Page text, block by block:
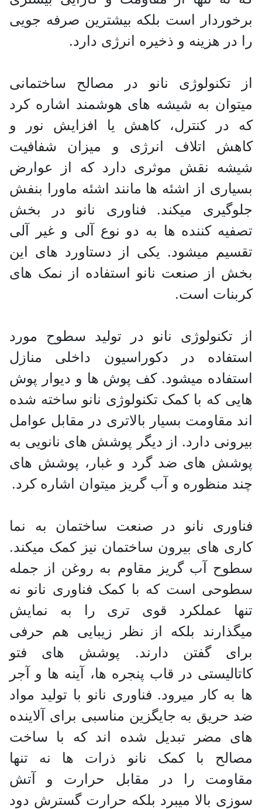
برخوردار است بلکه بیشترین صرفه جویی
را در هزینه و ذخیره انرژی دارد.
از تکنولوژی نانو در مصالح ساختمانی
میتوان به شیشه های هوشمند اشاره کرد
که در کنترل، کاهش یا افزایش نور و
کاهش اتلاف انرژی و میزان شفافیت
شیشه نقش موثری دارد که از عوارض
بسیاری از اشئه ها مانند اشئه ماورا بنفش
جلوگیری میکند. فناوری نانو در بخش
تصفیه کننده ها به دو نوع آلی و غیر آلی
تقسیم میشود. یکی از دستاورد های این
بخش از صنعت نانو استفاده از نمک های
کربنات است.
از تکنولوژی نانو در تولید سطوح مورد
استفاده در دکوراسیون داخلی منازل
استفاده میشود. کف پوش ها و دیوار پوش
هایی که با کمک تکنولوژی نانو ساخته شده
اند مقاومت بسیار بالاتری در مقابل عوامل
بیرونی دارد‌. از دیگر پوشش های نانویی به
پوشش های ضد گرد و غبار، پوشش های
چند منظوره و آب گریز میتوان اشاره کرد.
فناوری نانو در صنعت ساختمان به نما
کاری های بیرون ساختمان نیز کمک میکند.
سطوح آب گریز مقاوم به روغن از جمله
سطوحی است که با کمک فناوری نانو نه
تنها عملکرد قوی تری را به نمایش
میگذارند بلکه از نظر زیبایی هم حرفی
برای گفتن دارند. پوشش های فتو
کاتالیستی در قاب پنجره ها، آینه ها و آجر
ها به کار میرود. فناوری نانو با تولید مواد
ضد حریق به جایگزین مناسبی برای آلاینده
های مضر تبدیل شده اند که با ساخت
مصالح با کمک‌ نانو ذرات ها نه تنها
مقاومت را در مقابل حرارت و آتش
سوزی بالا میبرد بلکه حرارت گسترش دود